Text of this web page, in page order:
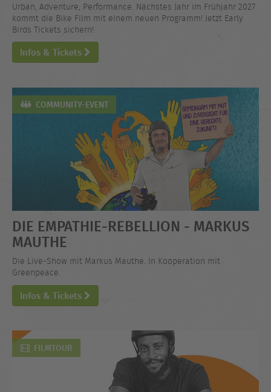
Urban, Adventure, Performance. Nächstes Jahr im Frühjahr 2027
kommt die Bike Film mit einem neuen Programm! Jetzt Early
Birds Tickets sichern!
Infos & Tickets
COMMUNITY-EVENT
DIE EMPATHIE-REBELLION - MARKUS
MAUTHE
Die Live-Show mit Markus Mauthe. In Kooperation mit
Greenpeace.
Infos & Tickets
FILMTOUR